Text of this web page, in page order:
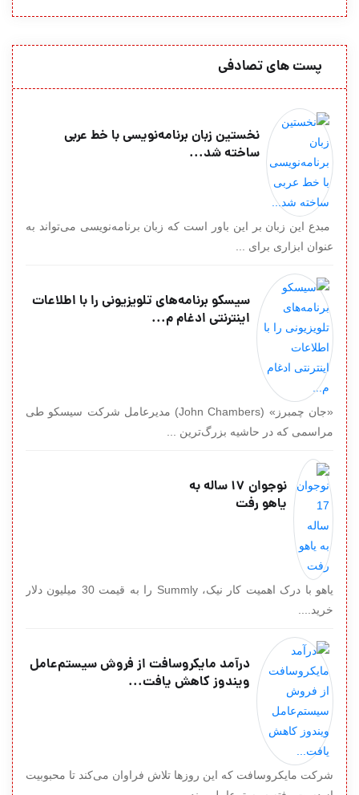
پست های تصادفی
نخستین زبان برنامه‌نویسی با خط عربی
ساخته شد...
مبدع این زبان بر این باور است که زبان برنامه‌نویسی می‌تواند به
عنوان ابزاری برای ...
سیسکو برنامه‌های تلویزیونی را با اطلاعات
اینترنتی ادغام م...
«جان چمبرز» (John Chambers) مدیرعامل شرکت سیسکو طی
مراسمی که در حاشیه بزرگ‌ترین ...
نوجوان 17 ساله به
یاهو رفت
یاهو با درک اهمیت کار نیک، Summly را به قیمت 30 میلیون دلار
خرید....
درآمد مایکروسافت از فروش سیستم‌عامل
ویندوز کاهش یافت...
شرکت مایکروسافت که این روزها تلاش فراوان می‌کند تا محبوبیت